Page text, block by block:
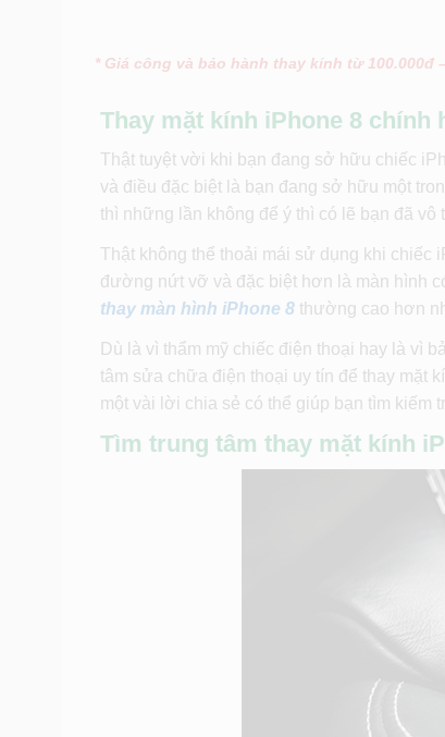
* Giá công và bảo hành thay kính từ 100.000đ
Thay mặt kính iPhone 8 chính
Thật tuyệt vời khi bạn đang sở hữu chiếc
và điều đặc biệt là bạn đang sở hữu một
thì những lần không để ý thì có lẽ bạn đã
Thật không thể thoải mái sử dụng khi chiếc
đường nứt vỡ và đặc biệt hơn là màn hình
thay màn hình iPhone 8 thường cao hơn
Dù là vì thẩm mỹ chiếc điện thoại hay là vì
tâm sửa chữa điện thoại uy tín để thay mặt
một vài lời chia sẻ có thể giúp bạn tìm kiếm
Tìm trung tâm thay mặt kính